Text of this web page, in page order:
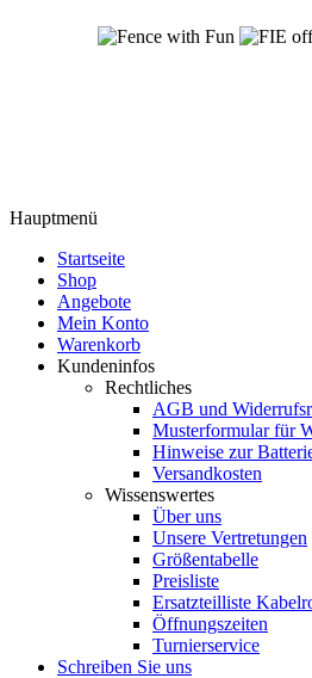
Hauptmenü
Startseite
Shop
Angebote
Mein Konto
Warenkorb
Kundeninfos
Rechtliches
AGB und
Musterformular für
Hinweise zur
Versandkosten
Wissenswertes
Über uns
Unsere Vertretungen
Größentabelle
Preisliste
Ersatzteilliste
Öffnungszeiten
Turnierservice
Schreiben Sie uns